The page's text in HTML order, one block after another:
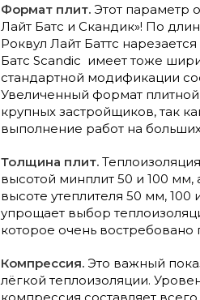
Формат плит. Этот параметр
Лайт Батс и Скандик»! По
Роквул Лайт Баттс
Батс Scandic имеет тоже
стандартной модификации
Увеличенный формат
крупных застройщиков, так
выполнение работ на
Толщина плит.
высотой минплит 50 и 100 мм,
высоте утеплителя 50 мм,
упрощает выбор
которое очень
Компрессия. Это важный
лёгкой теплоизоляции.